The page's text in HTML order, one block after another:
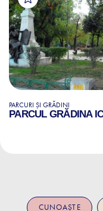
PARCURI ȘI GRĂDINI
PARCUL GRĂDINA
CUNOAȘTE